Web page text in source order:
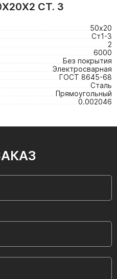
СТ. 3
50х20
Ст1-3
2
6000
Без покрытия
Электросварная
ГОСТ 8645-68
Сталь
Прямоугольный
0.002046